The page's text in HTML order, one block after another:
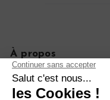
À propos
Notre histoire